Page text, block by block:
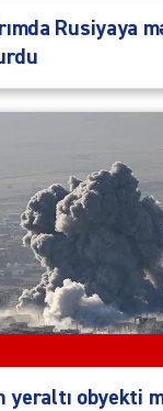
Rusiyaya
yeraltı obyekti